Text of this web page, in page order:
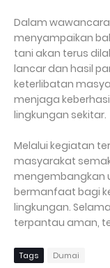
Dalam wawancara
menyampaikan
tani akan terus
lancar dan hasil
keterlibatan
menjaga
lingkungan sekitar.
Melalui kegiatan
masyarakat
mengembangkan
bermanfaat bagi
lingkungan.
terpantau aman,
Tags Dumai